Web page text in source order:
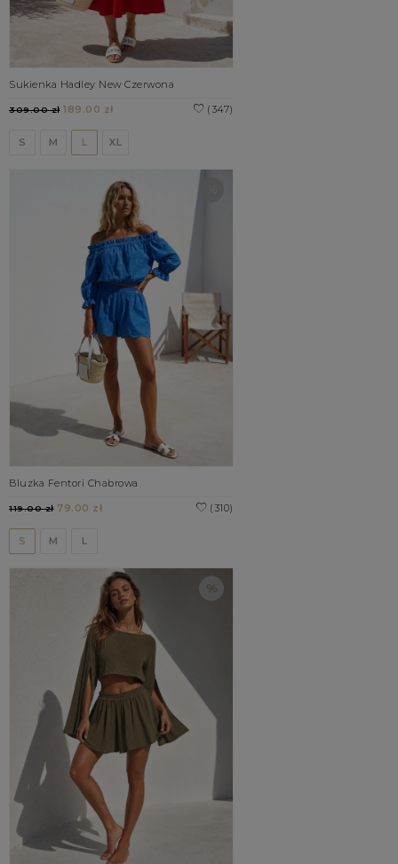
Sukienka Hadley New Czerwona
(347)
309.00 zł189.00 zł
S M L XL
Bluzka Fentori Chabrowa
(310)
119.00 zł79.00 zł
S M L